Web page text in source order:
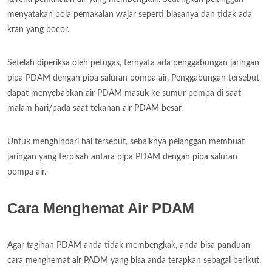
menyatakan pola pemakaian wajar seperti biasanya dan tidak ada
kran yang bocor.
Setelah diperiksa oleh petugas, ternyata ada penggabungan jaringan
pipa PDAM dengan pipa saluran pompa air. Penggabungan tersebut
dapat menyebabkan air PDAM masuk ke sumur pompa di saat
malam hari/pada saat tekanan air PDAM besar.
Untuk menghindari hal tersebut, sebaiknya pelanggan membuat
jaringan yang terpisah antara pipa PDAM dengan pipa saluran
pompa air.
Cara Menghemat Air PDAM
Agar tagihan PDAM anda tidak membengkak, anda bisa panduan
cara menghemat air PADM yang bisa anda terapkan sebagai berikut.